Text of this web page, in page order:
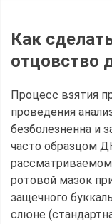
Как
отцовство
Процесс взятия
проведения
безболезненна и
часто образцом
рассматриваемом
ротовой мазок
защечного
слюне